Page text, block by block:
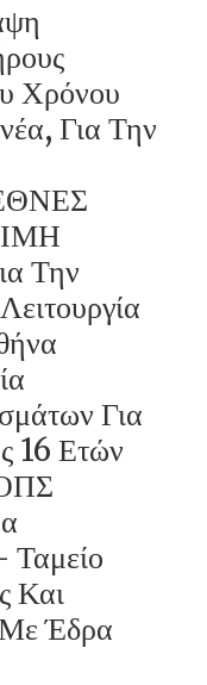
Χρόνου
Για Την
Την
Για
16 Ετών
Και
Έδρα